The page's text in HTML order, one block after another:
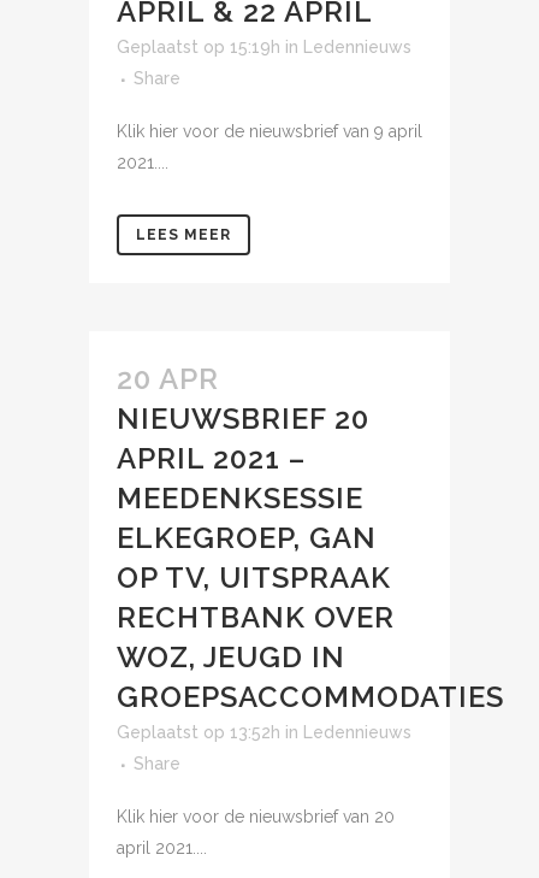
APRIL & 22 APRIL
Geplaatst op 15:19h in
Ledennieuws
Share
Klik hier voor de nieuwsbrief van 9 april
2021....
LEES MEER
20 APR
NIEUWSBRIEF 20
APRIL 2021 –
MEEDENKSESSIE
ELKEGROEP, GAN
OP TV, UITSPRAAK
RECHTBANK OVER
WOZ, JEUGD IN
GROEPSACCOMMODATIES
Geplaatst op 13:52h in
Ledennieuws
Share
Klik hier voor de nieuwsbrief van 20
april 2021....